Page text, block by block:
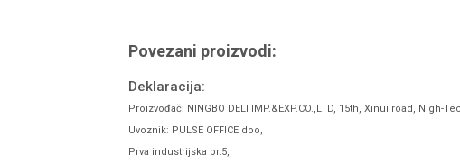
Povezani proizvodi:
Deklaracija:
Proizvođač: NINGBO DELI IMP.&EXP.CO.,LTD, 15th, Xinui road, Nigh-
Uvoznik: PULSE OFFICE doo,
Prva industrijska br.5,